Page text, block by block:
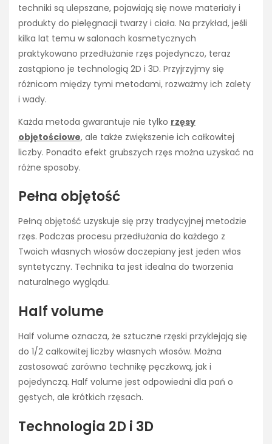
techniki są ulepszane, pojawiają się nowe materiały i
produkty do pielęgnacji twarzy i ciała. Na przykład, jeśli
kilka lat temu w salonach kosmetycznych
praktykowano przedłużanie rzęs pojedynczo, teraz
zastąpiono je technologią 2D i 3D. Przyjrzyjmy się
różnicom między tymi metodami, rozważmy ich zalety
i wady.
Każda metoda gwarantuje nie tylko rzęsy
objętościowe, ale także zwiększenie ich całkowitej
liczby. Ponadto efekt grubszych rzęs można uzyskać na
różne sposoby.
Pełna objętość
Pełną objętość uzyskuje się przy tradycyjnej metodzie
rzęs. Podczas procesu przedłużania do każdego z
Twoich własnych włosów doczepiany jest jeden włos
syntetyczny. Technika ta jest idealna do tworzenia
naturalnego wyglądu.
Half volume
Half volume oznacza, że sztuczne rzęski przyklejają się
do 1/2 całkowitej liczby własnych włosów. Można
zastosować zarówno technikę pęczkową, jak i
pojedynczą. Half volume jest odpowiedni dla pań o
gęstych, ale krótkich rzęsach.
Technologia 2D i 3D